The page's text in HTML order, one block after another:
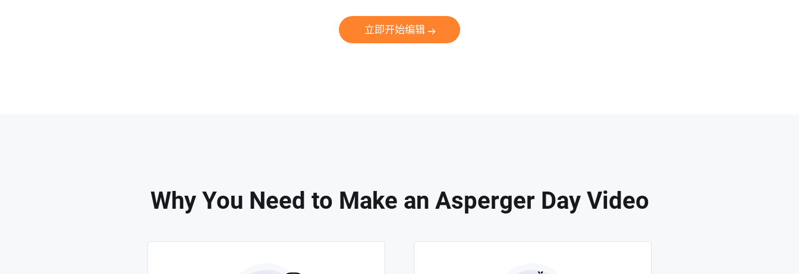
立即开始编辑
Why You Need to Make an Asperger Day Video